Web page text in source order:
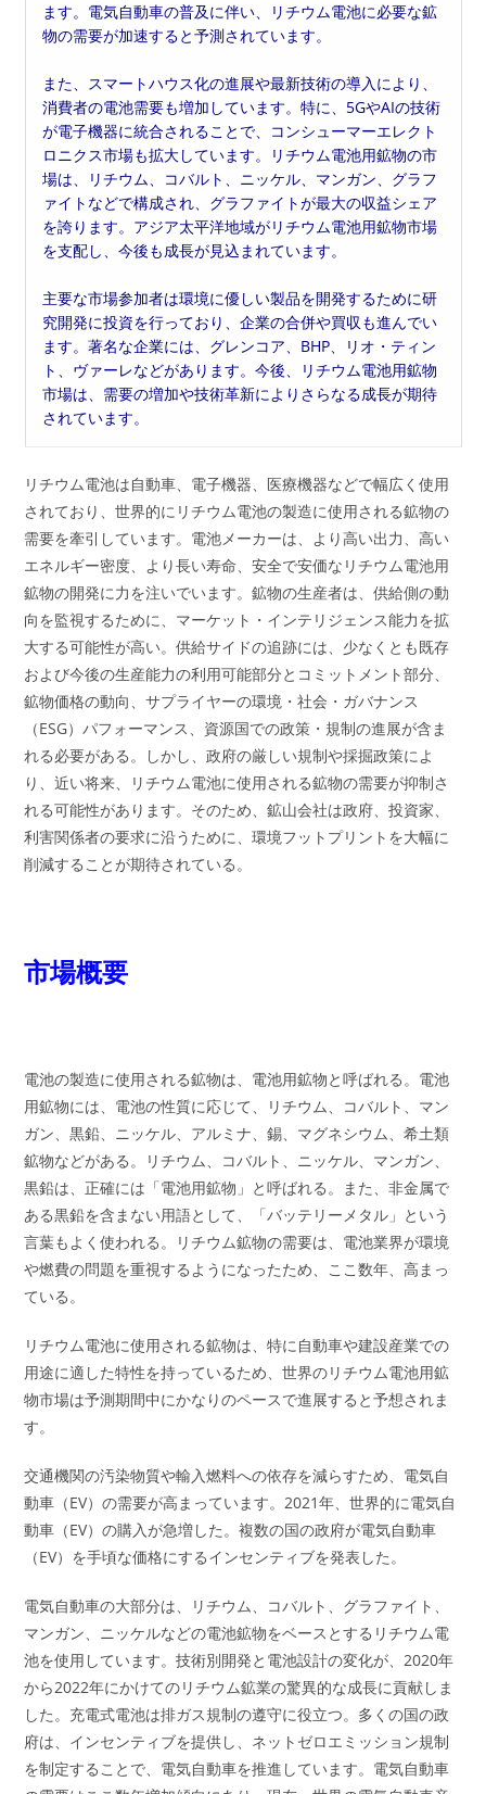
ます。電気自動車の普及に伴い、リチウム電池に必要な鉱
物の需要が加速すると予測されています。
また、スマートハウス化の進展や最新技術の導入により、
消費者の電池需要も増加しています。特に、5GやAIの技術
が電子機器に統合されることで、コンシューマーエレクト
ロニクス市場も拡大しています。リチウム電池用鉱物の市
場は、リチウム、コバルト、ニッケル、マンガン、グラフ
ァイトなどで構成され、グラファイトが最大の収益シェア
を誇ります。アジア太平洋地域がリチウム電池用鉱物市場
を支配し、今後も成長が見込まれています。
主要な市場参加者は環境に優しい製品を開発するために研
究開発に投資を行っており、企業の合併や買収も進んでい
ます。著名な企業には、グレンコア、BHP、リオ・ティン
ト、ヴァーレなどがあります。今後、リチウム電池用鉱物
市場は、需要の増加や技術革新によりさらなる成長が期待
されています。
リチウム電池は自動車、電子機器、医療機器などで幅広く使用
されており、世界的にリチウム電池の製造に使用される鉱物の
需要を牽引しています。電池メーカーは、より高い出力、高い
エネルギー密度、より長い寿命、安全で安価なリチウム電池用
鉱物の開発に力を注いでいます。鉱物の生産者は、供給側の動
向を監視するために、マーケット・インテリジェンス能力を拡
大する可能性が高い。供給サイドの追跡には、少なくとも既存
および今後の生産能力の利用可能部分とコミットメント部分、
鉱物価格の動向、サプライヤーの環境・社会・ガバナンス
（ESG）パフォーマンス、資源国での政策・規制の進展が含ま
れる必要がある。しかし、政府の厳しい規制や採掘政策によ
り、近い将来、リチウム電池に使用される鉱物の需要が抑制さ
れる可能性があります。そのため、鉱山会社は政府、投資家、
利害関係者の要求に沿うために、環境フットプリントを大幅に
削減することが期待されている。
市場概要
電池の製造に使用される鉱物は、電池用鉱物と呼ばれる。電池
用鉱物には、電池の性質に応じて、リチウム、コバルト、マン
ガン、黒鉛、ニッケル、アルミナ、錫、マグネシウム、希土類
鉱物などがある。リチウム、コバルト、ニッケル、マンガン、
黒鉛は、正確には「電池用鉱物」と呼ばれる。また、非金属で
ある黒鉛を含まない用語として、「バッテリーメタル」という
言葉もよく使われる。リチウム鉱物の需要は、電池業界が環境
や燃費の問題を重視するようになったため、ここ数年、高まっ
ている。
リチウム電池に使用される鉱物は、特に自動車や建設産業での
用途に適した特性を持っているため、世界のリチウム電池用鉱
物市場は予測期間中にかなりのペースで進展すると予想されま
す。
交通機関の汚染物質や輸入燃料への依存を減らすため、電気自
動車（EV）の需要が高まっています。2021年、世界的に電気自
動車（EV）の購入が急増した。複数の国の政府が電気自動車
（EV）を手頃な価格にするインセンティブを発表した。
電気自動車の大部分は、リチウム、コバルト、グラファイト、
マンガン、ニッケルなどの電池鉱物をベースとするリチウム電
池を使用しています。技術別開発と電池設計の変化が、2020年
から2022年にかけてのリチウム鉱業の驚異的な成長に貢献しま
した。充電式電池は排ガス規制の遵守に役立つ。多くの国の政
府は、インセンティブを提供し、ネットゼロエミッション規制
を制定することで、電気自動車を推進しています。電気自動車